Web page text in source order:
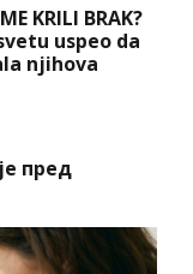
KRILI BRAK?
uspeo da
njihova
пред